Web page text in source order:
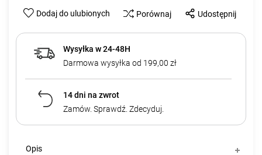
Dodaj do ulubionych Porównaj Udostępnij
Wysyłka w 24-48H
Darmowa wysyłka od 199,00 zł
14 dni na zwrot
Zamów. Sprawdź. Zdecyduj.
Opis